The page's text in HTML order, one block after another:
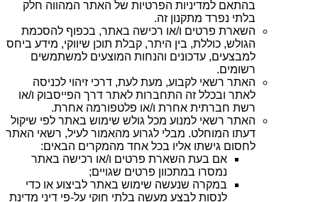
בהתאם למדיניות הפרטיות של האתר המהווה חלק
בלתי נפרד מתקנון זה.
השארת פרטים ו/או רכישה באתר, בכפוף להסכמת
הגולש, כוללת, בין היתר, קבלת תוכן שיווקי, מידע ביחס
למבצעים, עדכונים והנחות המוצעים למשתמשים
רשומים.
האתר רשאי לקבוע, מעת לעת, דרכי זיהוי לכניסה
לאתר ובכלל זה התחברות לאתר דרך הפייסבוק ו/או
רשת חברתית אחרת ו/או פלטפורמה אחרת.
האתר רשאי למנוע מכל גולש שימוש באתר לפי שיקול
דעתו המוחלט. מבלי לגרוע מהאמור לעיל, רשאי האתר
לחסום גישתו אליו בכל אחד מהמקרים הבאים:
אם בעת השארת פרטים ו/או רכישה באתר
נמסרו במתכוון פרטים שגויים;
במקרה שנעשה שימוש באתר לביצוע או כדי
לנסות לבצע מעשה בלתי חוקי על-פי דיני מדינת